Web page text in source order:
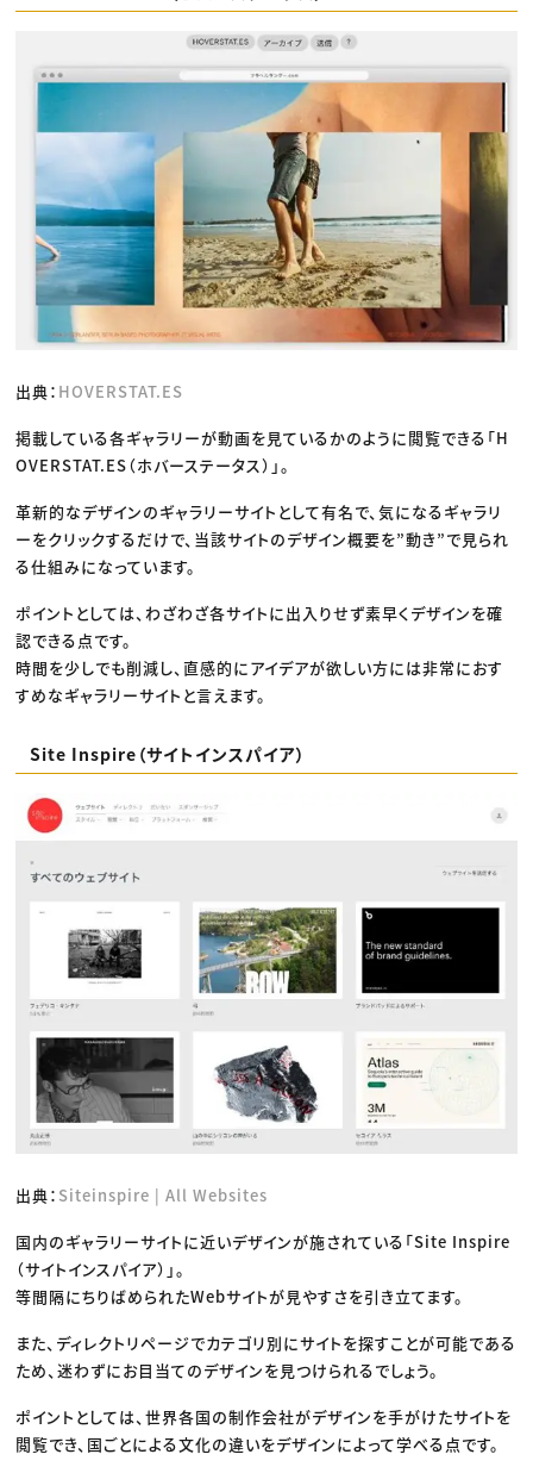
出典： HOVERSTAT.ES
掲載している各ギャラリーが動画を見ているかのように閲覧できる「H
OVERSTAT.ES（ホバーステータス）」。
革新的なデザインのギャラリーサイトとして有名で、気になるギャラリ
ーをクリックするだけで、当該サイトのデザイン概要を”動き”で見られ
る仕組みになっています。
ポイントとしては、わざわざ各サイトに出入りせず素早くデザインを確
認できる点です。
時間を少しでも削減し、直感的にアイデアが欲しい方には非常におす
すめなギャラリーサイトと言えます。
Site Inspire（サイトインスパイア）
出典： Siteinspire | All Websites
国内のギャラリーサイトに近いデザインが施されている「Site Inspire
（サイトインスパイア）」。
等間隔にちりばめられたWebサイトが見やすさを引き立てます。
また、ディレクトリページでカテゴリ別にサイトを探すことが可能である
ため、迷わずにお目当てのデザインを見つけられるでしょう。
ポイントとしては、世界各国の制作会社がデザインを手がけたサイトを
閲覧でき、国ごとによる文化の違いをデザインによって学べる点です。